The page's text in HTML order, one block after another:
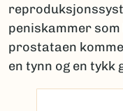
peniskammer
prostataen
en tynn og en tykk